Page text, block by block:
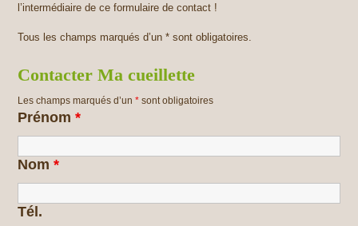
l’intermédiaire de ce formulaire de contact !
Tous les champs marqués d’un * sont obligatoires.
Contacter Ma cueillette
Les champs marqués d’un* sont obligatoires
Prénom*
Nom*
Tél.